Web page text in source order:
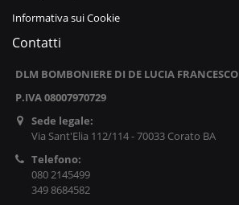
Informativa sui Cookie
Contatti
DLM BOMBONIERE DI DE LUCIA FRANCESCO
P.IVA 08007970729
Sede legale:
Via Sant'Elia 112/114 - 70033 Corato BA
Telefono:
080 2145499
349 8684582